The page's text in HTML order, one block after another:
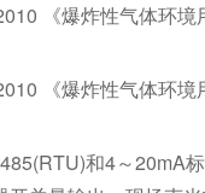
《爆炸性气体环境
《爆炸性气体环境
和4～20mA